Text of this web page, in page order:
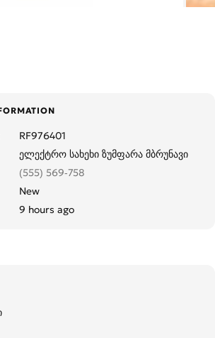
RF976401
ელექტრო სახეხი ზუმფარა მბრუნავი
(555) 569-758
New
9 hours ago